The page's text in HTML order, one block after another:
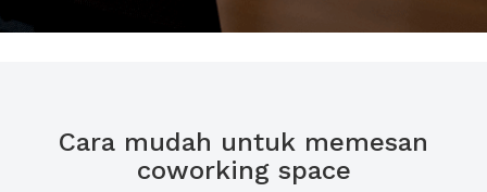
Cara mudah untuk memesan
coworking space